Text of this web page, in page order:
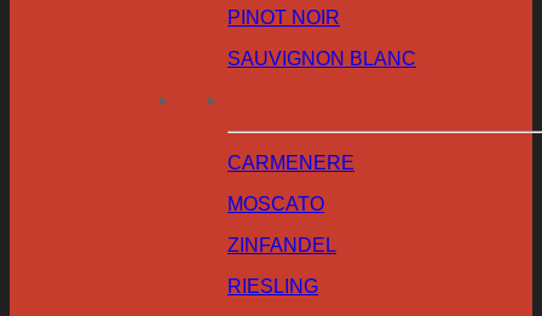
PINOT NOIR
SAUVIGNON BLANC
CARMENERE
MOSCATO
ZINFANDEL
RIESLING